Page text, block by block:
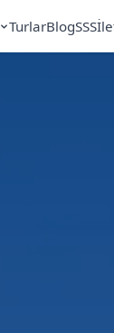
TurlarBlogSSS